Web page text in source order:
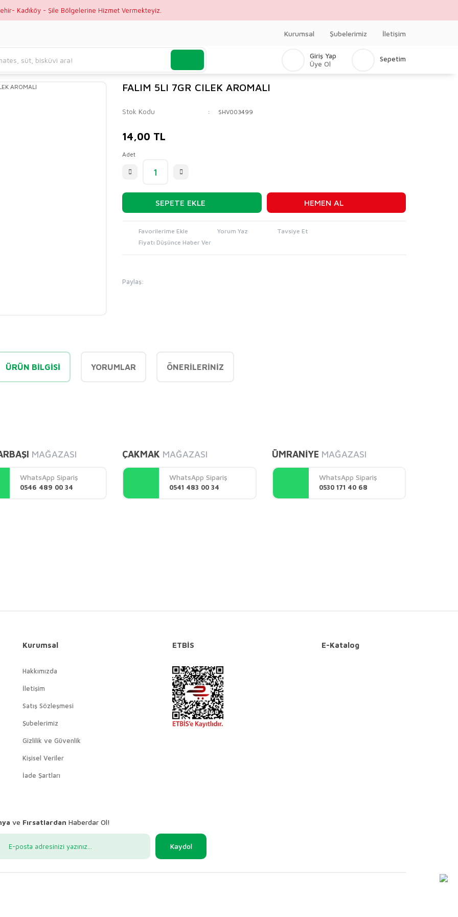
Kadıköy - Şile Bölgelerine Hizmet Vermekteyiz.
Kurumsal Şubelerimiz İletişim
Giriş Yap
Üye Ol
Sepetim
FALIM 5LI 7GR CILEK AROMALI
Stok Kodu SHV003499
14,00 TL
Adet
SEPETE EKLE HEMEN AL
Yorum Yaz
Tavsiye Et
Fiyatı Düşünce Haber Ver
Paylaş:
ÜRÜN BILGISI YORUMLAR ÖNERILERINIZ
Yorum Yaz
MAĞAZASI
WhatsApp Sipariş
0546 489 00 34
ÇAKMAK MAĞAZASI
WhatsApp Sipariş
0541 483 00 34
ÜMRANİYE MAĞAZASI
WhatsApp Sipariş
0530 171 40 68
Kurumsal
Hakkımızda
İletişim
Satış Sözleşmesi
Şubelerimiz
Gizlilik ve Güvenlik
Kişisel Veriler
İade Şartları
ETBİS E-Katalog
ve Fırsatlardan Haberdar Ol!
Kaydol